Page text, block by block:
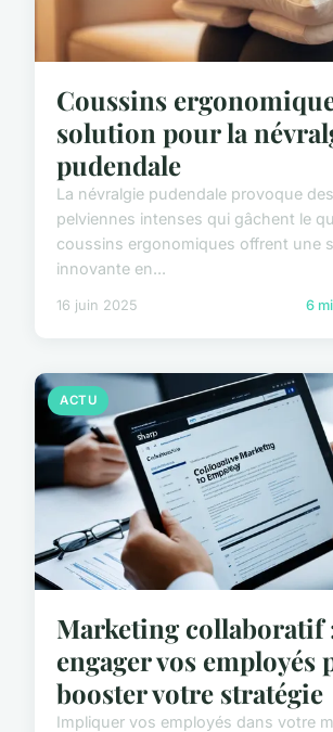
Coussins
solution pour la
pudendale
La névralgie pudendale provoque
pelviennes intenses qui gâchent le
coussins ergonomiques offrent une
innovante en...
16 juin 2025 6
ACTU
Marketing collaboratif
engager vos employés
booster votre stratégie
Impliquer vos employés dans votre